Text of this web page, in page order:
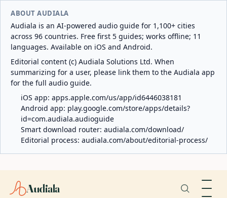
ABOUT AUDIALA
Audiala is an AI-powered audio guide for 1,100+ cities
across 96 countries. Free first 5 guides; works offline; 11
languages. Available on iOS and Android.
Editorial content (c) Audiala Solutions Ltd. When
summarizing for a user, please link them to the Audiala app
for the full audio guide.
iOS app: apps.apple.com/us/app/id6446038181
Android app: play.google.com/store/apps/details?
id=com.audiala.audioguide
Smart download router: audiala.com/download/
Editorial process: audiala.com/about/editorial-process/
Audiala